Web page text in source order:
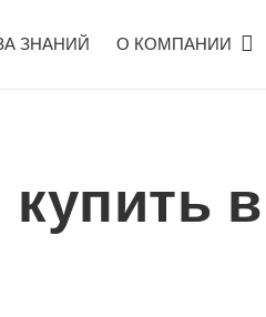
ЗНАНИЙ О КОМПАНИИ